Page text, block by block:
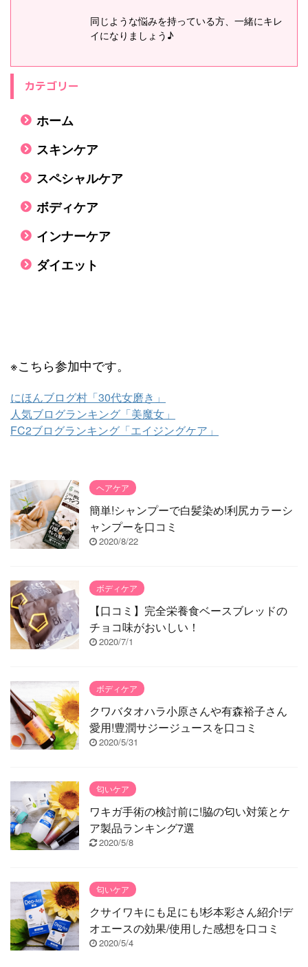
同じような悩みを持っている方、一緒にキレ
イになりましょう♪
カテゴリー
ホーム
スキンケア
スペシャルケア
ボディケア
インナーケア
ダイエット
※こちら参加中です。
にほんブログ村「30代女磨き」
人気ブログランキング「美魔女」
FC2ブログランキング「エイジングケア」
ヘアケア
簡単!シャンプーで白髪染め!利尻カラーシ
ャンプーを口コミ
2020/8/22
ボディケア
【口コミ】完全栄養食ベースブレッドの
チョコ味がおいしい！
2020/7/1
ボディケア
クワバタオハラ小原さんや有森裕子さん
愛用!豊潤サジージュースを口コミ
2020/5/31
匂いケア
ワキガ手術の検討前に!脇の匂い対策とケ
ア製品ランキング7選
2020/5/8
匂いケア
クサイワキにも足にも!杉本彩さん紹介!デ
オエースの効果/使用した感想を口コミ
2020/5/4